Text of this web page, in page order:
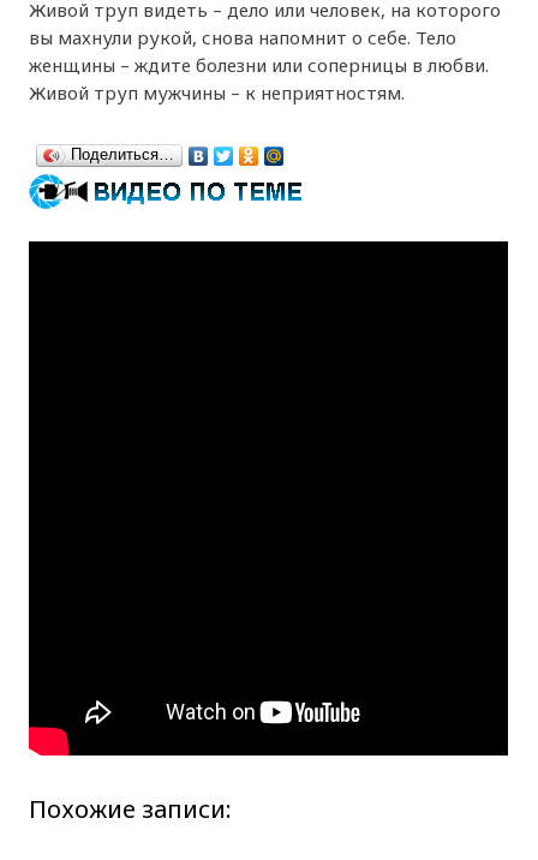
Живой труп видеть – дело или человек, на которого
вы махнули рукой, снова напомнит о себе. Тело
женщины – ждите болезни или соперницы в любви.
Живой труп мужчины – к неприятностям.
Поделиться…
Похожие записи: